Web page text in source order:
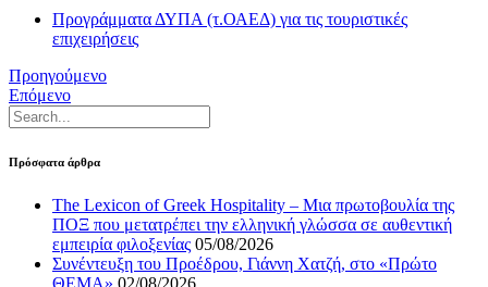
Προγράμματα ΔΥΠΑ (τ.ΟΑΕΔ) για τις τουριστικές
επιχειρήσεις
Προηγούμενο
Επόμενο
Πρόσφατα άρθρα
The Lexicon of Greek Hospitality – Μια πρωτοβουλία της
ΠΟΞ που μετατρέπει την ελληνική γλώσσα σε αυθεντική
εμπειρία φιλοξενίας 05/08/2026
Συνέντευξη του Προέδρου, Γιάννη Χατζή, στο «Πρώτο